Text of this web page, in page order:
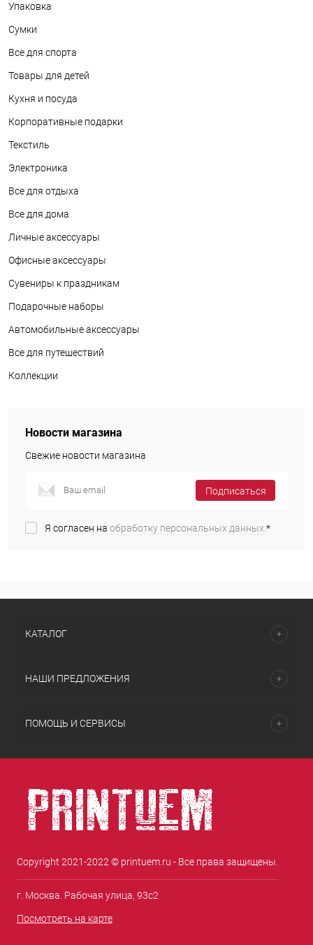
Упаковка
Сумки
Все для спорта
Товары для детей
Кухня и посуда
Корпоративные подарки
Текстиль
Электроника
Все для отдыха
Все для дома
Личные аксессуары
Офисные аксессуары
Сувениры к праздникам
Подарочные наборы
Автомобильные аксессуары
Все для путешествий
Коллекции
Новости магазина
Свежие новости магазина
Подписаться
Я согласен на обработку персональных данных.*
КАТАЛОГ
НАШИ ПРЕДЛОЖЕНИЯ
ПОМОЩЬ И СЕРВИСЫ
Copyright 2021-2022 © printuem.ru - Все права защищены.
г. Москва. Рабочая улица, 93с2
Посмотреть на карте